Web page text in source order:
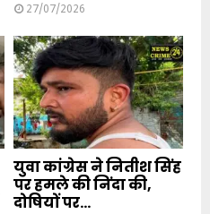
27/07/2026
युवा कांग्रेस ने नितीश सिंह
पर हमले की निंदा की,
दोषियों पर...